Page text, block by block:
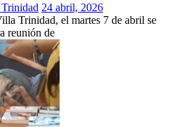
24 abril, 2026
Trinidad, el martes 7 de abril se
reunión de